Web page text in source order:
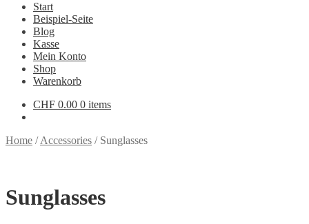
Start
Beispiel-Seite
Blog
Kasse
Mein Konto
Shop
Warenkorb
CHF 0.00 0 items
Home /Accessories / Sunglasses
Sunglasses